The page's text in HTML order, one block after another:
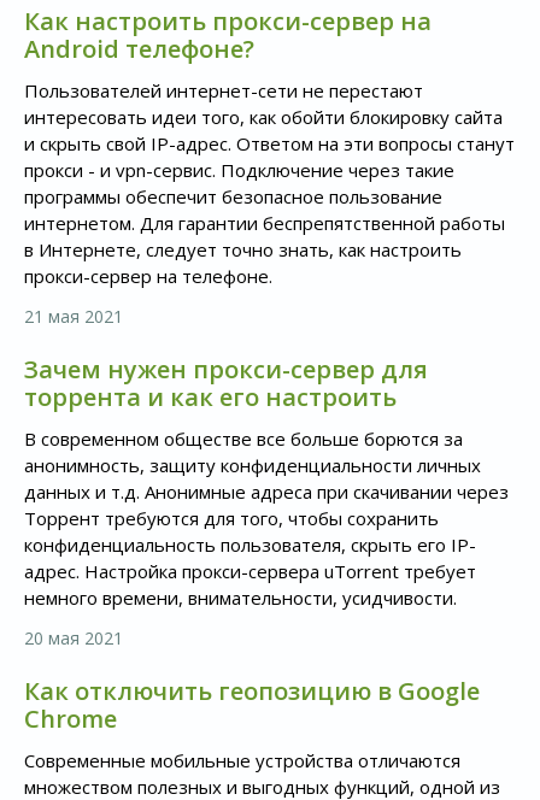
Как настроить прокси-сервер на
Android телефоне?
Пользователей интернет-сети не перестают
интересовать идеи того, как обойти блокировку сайта
и скрыть свой IP-адрес. Ответом на эти вопросы станут
прокси - и vpn-сервис. Подключение через такие
программы обеспечит безопасное пользование
интернетом. Для гарантии беспрепятственной работы
в Интернете, следует точно знать, как настроить
прокси-сервер на телефоне.
21 мая 2021
Зачем нужен прокси-сервер для
торрента и как его настроить
В современном обществе все больше борются за
анонимность, защиту конфиденциальности личных
данных и т.д. Анонимные адреса при скачивании через
Торрент требуются для того, чтобы сохранить
конфиденциальность пользователя, скрыть его IP-
адрес. Настройка прокси-сервера uTorrent требует
немного времени, внимательности, усидчивости.
20 мая 2021
Как отключить геопозицию в Google
Chrome
Современные мобильные устройства отличаются
множеством полезных и выгодных функций, одной из